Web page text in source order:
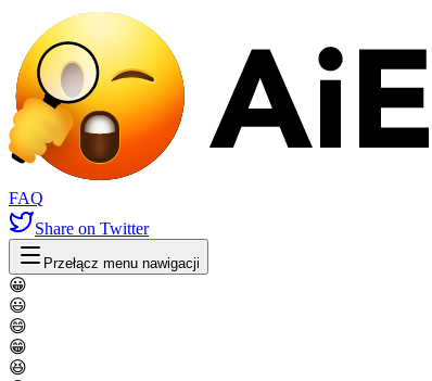
FAQ
Share on Twitter
Przełącz menu nawigacji
😀
😃
😄
😁
😆